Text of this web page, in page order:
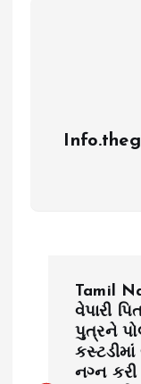
Tamil
વેપારી
પુત્રને
નગ્ન કરી